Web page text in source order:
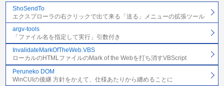
ShoSendTo
エクスプローラの右クリックで出て来る「送る」メニューの拡張ツール
argv-tools
「ファイル名を指定して実行」引数付き
InvalidateMarkOfTheWeb.VBS
ローカルのHTMLファイルのMark of the Webを打ち消すVBScript
Peruneko DOM
WinCUIの後継 方針をかえて、仕様あたりから纏めることに